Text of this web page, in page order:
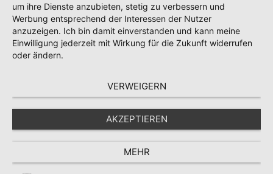
um ihre Dienste anzubieten, stetig zu verbessern und
Werbung entsprechend der Interessen der Nutzer
anzuzeigen. Ich bin damit einverstanden und kann meine
Einwilligung jederzeit mit Wirkung für die Zukunft widerrufen
oder ändern.
VERWEIGERN
AKZEPTIEREN
MEHR